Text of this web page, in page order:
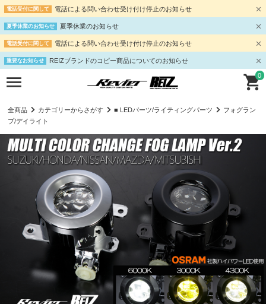
電話受付に関して 電話による問い合わせ受け付け停止のお知らせ
夏季休業のお知らせ 夏季休業のお知らせ
電話受付に関して 電話による問い合わせ受け付け停止のお知らせ
重要なお知らせ REIZブランドのコピー商品についてのお知らせ
0
全商品 カテゴリーからさがす ■ LEDパーツ/ライティングパーツ
フォグラン
プ/デイライト